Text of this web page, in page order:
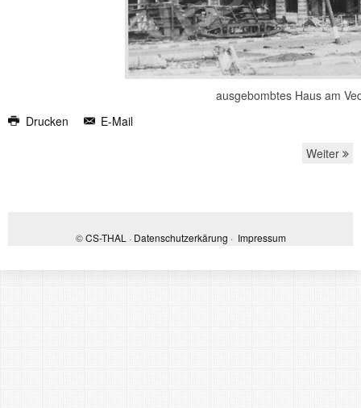
ausgebombtes Haus am
Drucken
E-Mail
Weiter
©CS-THAL · Datenschutzerkärung · Impressum